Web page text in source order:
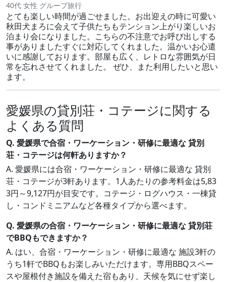
40代 女性 グループ旅行
とても楽しい時間が過ごせました。お出迎えの時に可愛い
秋田犬まろに会えて子供たちもテンション上がり楽しいお
泊まり会になりました。こちらの不注意でお呼び出しする
事がありましたすぐに対応してくれました。温かいお心遣
いに感謝しております。部屋も広く、レトロな雰囲気が日
常を忘れさせてくれました。 ぜひ、また利用したいと思い
ます。
愛媛県の貸別荘・コテージに関する
よくある質問
Q. 愛媛県で合宿・ワーケーション・研修に最適な 貸別
荘・コテージは何軒ありますか？
A. 愛媛県には合宿・ワーケーション・研修に最適な 貸別
荘・コテージが3軒あります。1人あたりの参考料金は5,83
3円～9,127円が目安です。コテージ・ログハウス・一棟貸
し・コンドミニアムなど各種タイプから選べます。
Q. 愛媛県の合宿・ワーケーション・研修に最適な 貸別荘
でBBQもできますか？
A. はい、合宿・ワーケーション・研修に最適な 施設3軒の
うち1軒でBBQもお楽しみいただけます。専用BBQスペー
スや屋根付き施設を備えた宿もあり、天候を気にせず楽し